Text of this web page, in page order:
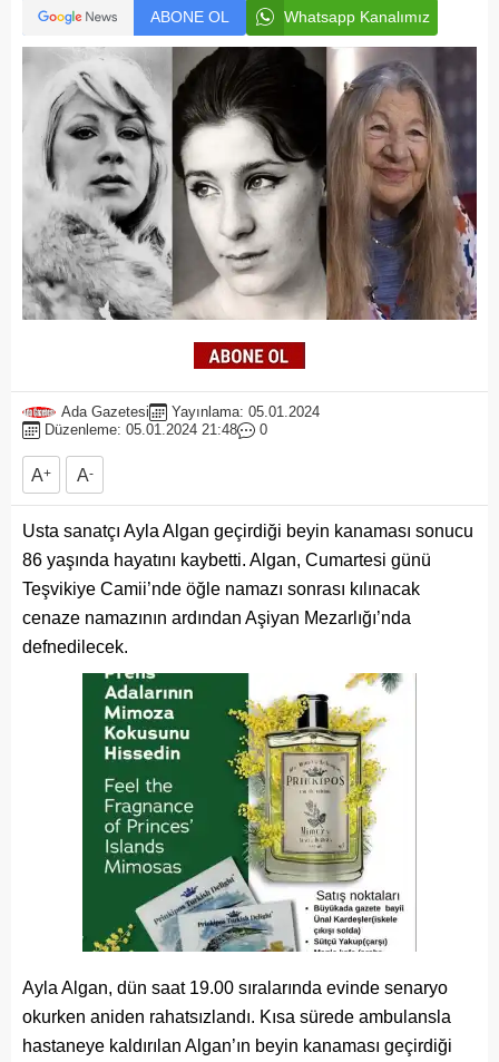
ABONE OL Whatsapp Kanalımız
Ada Gazetesi
Yayınlama: 05.01.2024
Düzenleme: 05.01.2024 21:48
0
A+ A-
Usta sanatçı Ayla Algan geçirdiği beyin kanaması sonucu
86 yaşında hayatını kaybetti. Algan, Cumartesi günü
Teşvikiye Camii’nde öğle namazı sonrası kılınacak
cenaze namazının ardından Aşiyan Mezarlığı’nda
defnedilecek.
Ayla Algan, dün saat 19.00 sıralarında evinde senaryo
okurken aniden rahatsızlandı. Kısa sürede ambulansla
hastaneye kaldırılan Algan’ın beyin kanaması geçirdiği